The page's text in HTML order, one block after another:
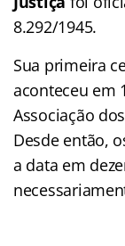
8.292/1945.
Sua primeira
aconteceu em
Associação
Desde então,
a data em